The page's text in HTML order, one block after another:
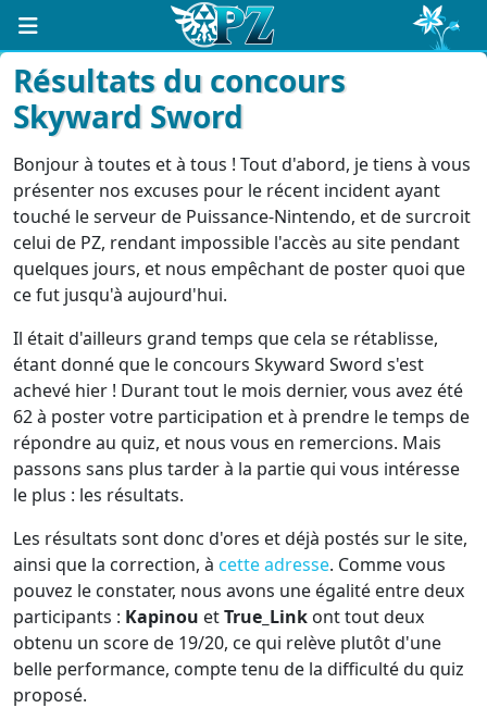
Résultats du concours
Skyward Sword
Bonjour à toutes et à tous ! Tout d'abord, je tiens à vous
présenter nos excuses pour le récent incident ayant
touché le serveur de Puissance-Nintendo, et de surcroit
celui de PZ, rendant impossible l'accès au site pendant
quelques jours, et nous empêchant de poster quoi que
ce fut jusqu'à aujourd'hui.
Il était d'ailleurs grand temps que cela se rétablisse,
étant donné que le concours Skyward Sword s'est
achevé hier ! Durant tout le mois dernier, vous avez été
62 à poster votre participation et à prendre le temps de
répondre au quiz, et nous vous en remercions. Mais
passons sans plus tarder à la partie qui vous intéresse
le plus : les résultats.
Les résultats sont donc d'ores et déjà postés sur le site,
ainsi que la correction, à cette adresse. Comme vous
pouvez le constater, nous avons une égalité entre deux
participants : Kapinou etTrue_Link ont tout deux
obtenu un score de 19/20, ce qui relève plutôt d'une
belle performance, compte tenu de la difficulté du quiz
proposé.